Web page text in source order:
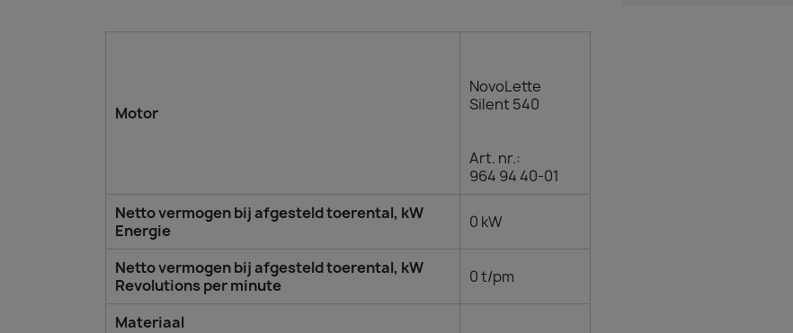
Motor
NovoLette
Silent 540
Art. nr.:
964 94 40‑01
Netto vermogen bij afgesteld toerental, kW
Energie
0 kW
Netto vermogen bij afgesteld toerental, kW
Revolutions per minute
0 t/pm
Materiaal